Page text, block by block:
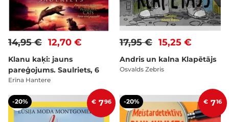
12,70 €
14,95 €
Klanu kaķi: jauns
pareģojums. Saulriets, 6
Erīna Hantere
15,25 €
17,95 €
Andris un kalna Klapētājs
Osvalds Zebris
-20% € 796 -20% € 716